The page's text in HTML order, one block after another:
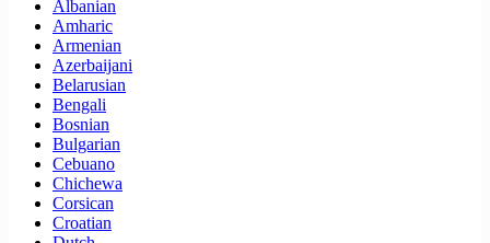
Albanian
Amharic
Armenian
Azerbaijani
Belarusian
Bengali
Bosnian
Bulgarian
Cebuano
Chichewa
Corsican
Croatian